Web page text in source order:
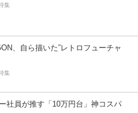
集
、自ら描いた”レトロフューチャ
集
社員が推す「10万円台」神コスパ